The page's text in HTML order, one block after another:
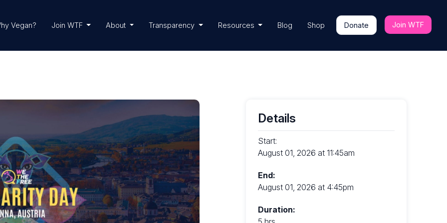
Vegan? Join WTF About Transparency Resources Blog Shop Donate Join WTF
Details
Start:
August 01, 2026 at 11:45am
End:
August 01, 2026 at 4:45pm
Duration: